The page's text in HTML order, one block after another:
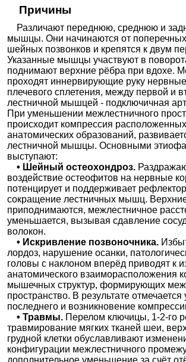
Причины
Различают переднюю, среднюю и
мышцы. Они начинаются от поперечных
шейных позвонков и крепятся к двум
Указанные мышцы участвуют в
поднимают верхние рёбра при вдохе.
проходят иннервирующие руку
плечевого сплетения, между первой и
лестничной мышцей - подключичная
При уменьшении межлестничного
происходит компрессия
анатомических образований,
лестничной мышцы. Основными
выступают:
• Шейный остеохондроз.
воздействие остеофитов на нервные
потенцирует и поддерживает
сокращение лестничных мышц.
приподнимаются, межлестничное
уменьшается, вызывая сдавление
волокон.
• Искривление позвоночника.
лордоз, нарушение осанки,
головы с наклоном вперёд приводят к
анатомического взаиморасположения
мышечных структур, формирующих
пространство. В результате
последнего и возникновение
• Травмы. Перелом ключицы, 1-2-го
травмирование мягких тканей шеи,
грудной клетки обуславливают
конфигурации межлестничного
дополнительное уменьшение за счёт